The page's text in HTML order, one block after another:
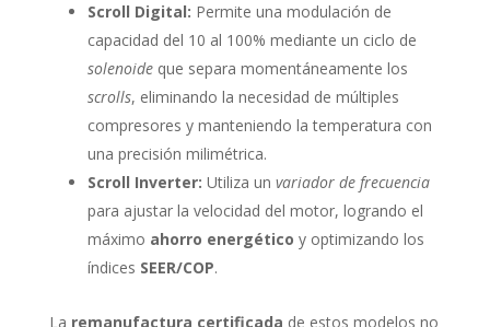
Scroll Digital: Permite una modulación de
capacidad del 10 al 100% mediante un ciclo de
solenoideque separa momentáneamente los
scrolls, eliminando la necesidad de múltiples
compresores y manteniendo la temperatura con
una precisión milimétrica.
Scroll Inverter: Utiliza un variador de frecuencia
para ajustar la velocidad del motor, logrando el
máximo ahorro energético y optimizando los
índices SEER/COP.
La remanufactura certificada de estos modelos no